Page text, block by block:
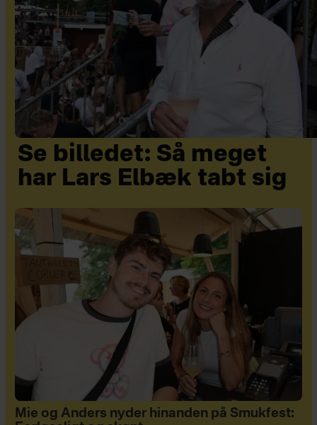
Se billedet: Så meget
har Lars Elbæk tabt sig
Mie og Anders nyder hinanden på Smukfest: